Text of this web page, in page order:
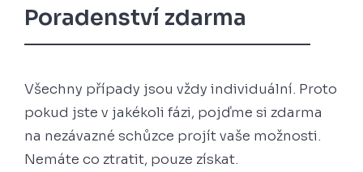
Poradenství zdarma
Všechny případy jsou vždy individuální. Proto
pokud jste v jakékoli fázi, pojďme si zdarma
na nezávazné schůzce projít vaše možnosti.
Nemáte co ztratit, pouze získat.